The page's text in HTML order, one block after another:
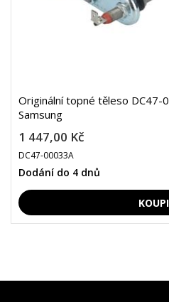
Originální topné těleso DC47-
Samsung
1 447,00 Kč
DC47-00033A
Dodání do 4 dnů